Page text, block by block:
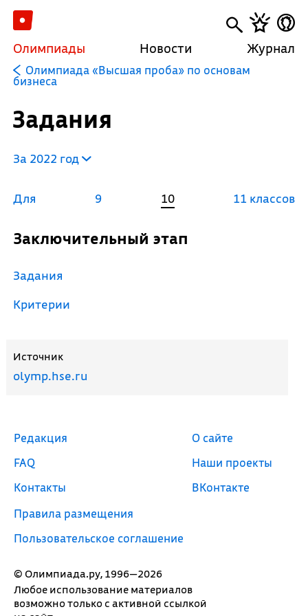
Олимпиады Новости Журнал
Олимпиада «Высшая проба» по основам
бизнеса
Задания
За 2022 год
Для 9 10 11 классов
Заключительный этап
Задания
Критерии
Источник
olymp.hse.ru
© Олимпиада.ру, 1996—2026
Любое использование материалов
возможно только с активной ссылкой
Редакция
FAQ
Контакты
Правила размещения
Пользовательское соглашение
О сайте
Наши проекты
ВКонтакте